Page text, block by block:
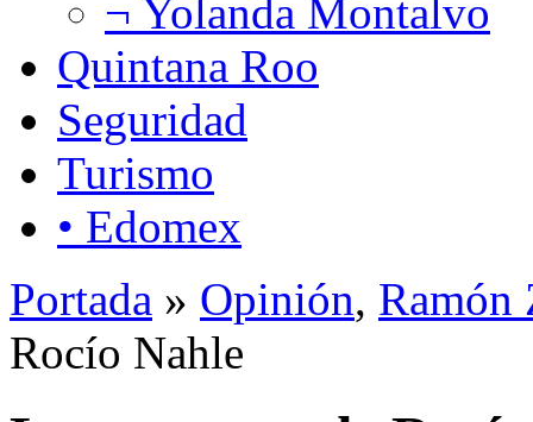
¬ Yolanda Montalvo
Quintana Roo
Seguridad
Turismo
• Edomex
Portada » Opinión, Ramón
Rocío Nahle